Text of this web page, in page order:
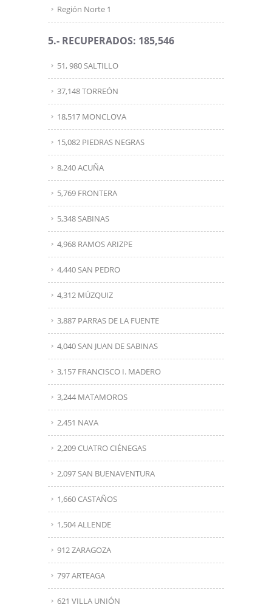
Región Norte 1
5.- RECUPERADOS: 185,546
51, 980 SALTILLO
37,148 TORREÓN
18,517 MONCLOVA
15,082 PIEDRAS NEGRAS
8,240 ACUÑA
5,769 FRONTERA
5,348 SABINAS
4,968 RAMOS ARIZPE
4,440 SAN PEDRO
4,312 MÚZQUIZ
3,887 PARRAS DE LA FUENTE
4,040 SAN JUAN DE SABINAS
3,157 FRANCISCO I. MADERO
3,244 MATAMOROS
2,451 NAVA
2,209 CUATRO CIÉNEGAS
2,097 SAN BUENAVENTURA
1,660 CASTAÑOS
1,504 ALLENDE
912 ZARAGOZA
797 ARTEAGA
621 VILLA UNIÓN